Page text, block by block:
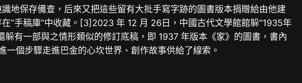
地保存備查，后來又把這些留有大批手寫字跡的圖書版本捐贈給由他建
“手稿庫”中收藏。[3]2023 年 12 月 26日，中國古代文學館館躲“1935年
有一部與之情形類似的修訂底稿，即 1937 年版本《家》的圖書，書內
一個步驟走進巴金的心坎世界、創作故事供給了線索。